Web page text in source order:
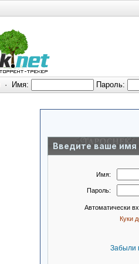
· Имя: Пароль:
Введите ваше имя
Имя:
Пароль:
Автоматически
Куки
Забыли